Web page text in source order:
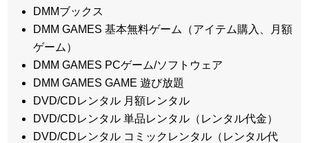
DMMブックス
DMM GAMES 基本無料ゲーム（アイテム購入、月額
ゲーム）
DMM GAMES PCゲーム/ソフトウェア
DMM GAMES GAME 遊び放題
DVD/CDレンタル 月額レンタル
DVD/CDレンタル 単品レンタル（レンタル代金）
DVD/CDレンタル コミックレンタル（レンタル代